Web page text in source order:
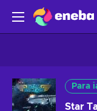
Para
Star